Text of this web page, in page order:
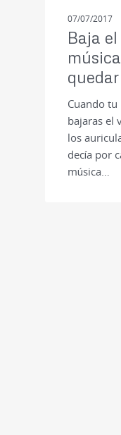
07/07/2017
Baja
Cuando
bajaras el
los
decía por
música…